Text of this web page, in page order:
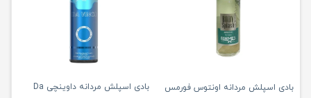
بادی اسپلش مردانه اونتوس فورمس
بادی اسپلش مردانه داوینچی Da